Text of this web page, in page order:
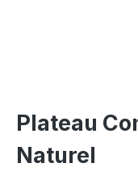
Plateau
Naturel